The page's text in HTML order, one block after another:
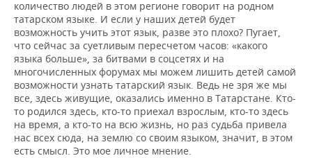
количество людей в этом регионе говорит на родном
татарском языке. И если у наших детей будет
возможность учить этот язык, разве это плохо? Пугает,
что сейчас за суетливым пересчетом часов: «какого
языка больше», за битвами в соцсетях и на
многочисленных форумах мы можем лишить детей самой
возможности узнать татарский язык. Ведь не зря же мы
все, здесь живущие, оказались именно в Татарстане. Кто-
то родился здесь, кто-то приехал взрослым, кто-то здесь
на время, а кто-то на всю жизнь, но раз судьба привела
нас всех сюда, на землю со своим языком, значит, в этом
есть смысл. Это мое личное мнение.